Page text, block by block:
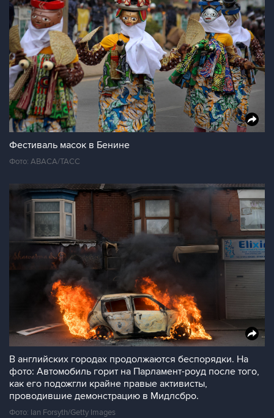
Фестиваль масок в Бенине
Фото: ABACA/ТАСС
В английских городах продолжаются беспорядки. На
фото: Автомобиль горит на Парламент-роуд после того,
как его подожгли крайне правые активисты,
проводившие демонстрацию в Мидлсбро.
Фото: Ian Forsyth/Getty Images